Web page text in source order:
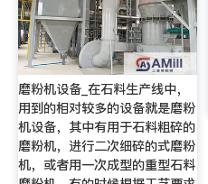
磨粉机设备_在石料生产线中，
用到的相对较多的设备就是磨粉
机设备，其中有用于石料粗碎的
磨粉机，进行二次细碎的式磨粉
机，或者用一次成型的重型石料